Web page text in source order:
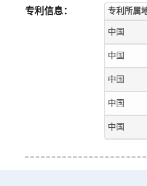
专利信息： 专利所属
中国
中国
中国
中国
中国